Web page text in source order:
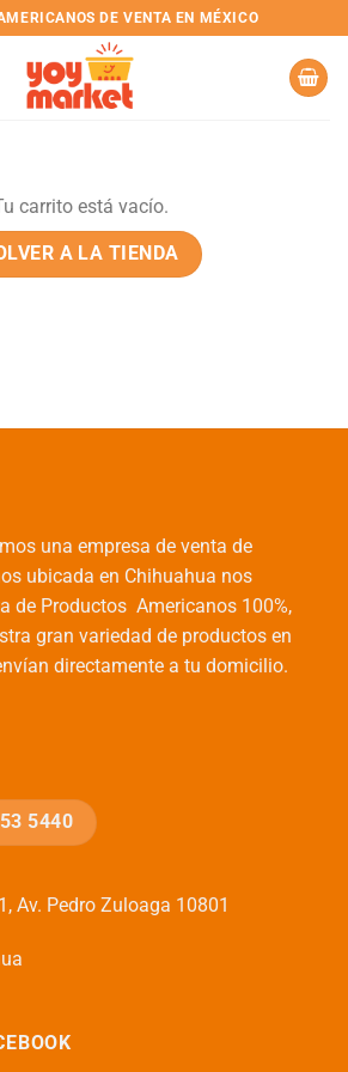
DE VENTA EN MÉXICO
carrito está vacío.
A LA TIENDA
una empresa de venta de
ubicada en Chihuahua nos
de Productos Americanos 100%,
gran variedad de productos en
directamente a tu domicilio.
5440
Av. Pedro Zuloaga 10801